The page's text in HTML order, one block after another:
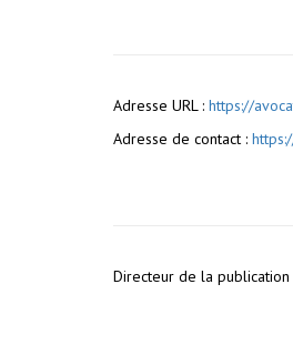
Adresse URL : https://
Adresse de contact :
Directeur de la publication